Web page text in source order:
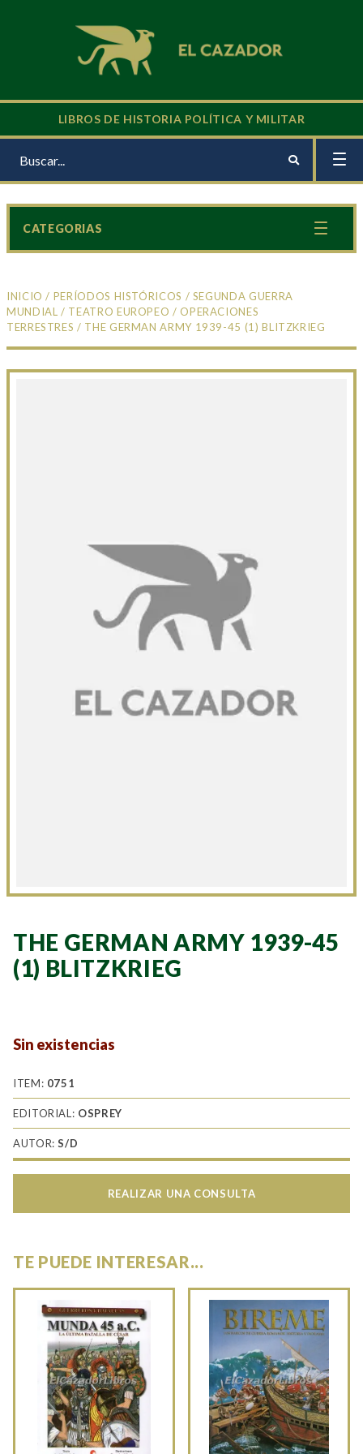
LIBROS DE HISTORIA POLÍTICA Y MILITAR
INICIO / PERÍODOS HISTÓRICOS / SEGUNDA GUERRA
MUNDIAL / TEATRO EUROPEO /OPERACIONES
TERRESTRES / THE GERMAN ARMY 1939-45 (1) BLITZKRIEG
THE GERMAN ARMY 1939-45
(1) BLITZKRIEG
Sin existencias
ITEM: 0751
EDITORIAL: OSPREY
AUTOR:S/D
REALIZAR UNA CONSULTA
TE PUEDE INTERESAR...
CATEGORIAS